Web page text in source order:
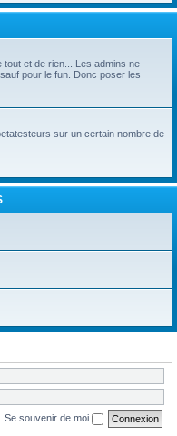
et de rien... Les admins ne
pour le fun. Donc poser les
sur un certain nombre de
Se souvenir de moi